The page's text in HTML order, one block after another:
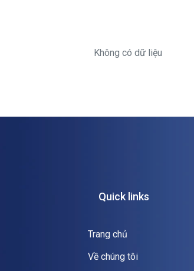
Không có dữ liệu
Quick links
Trang chủ
Về chúng tôi